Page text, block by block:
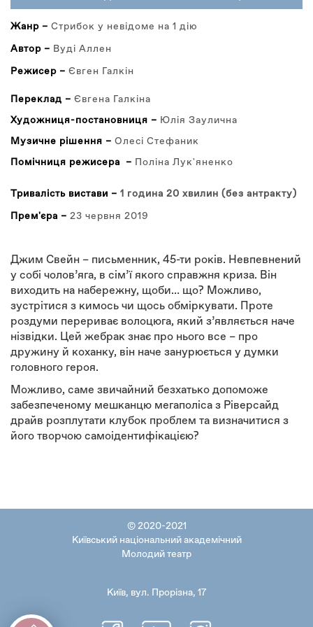
ВКЛАДКА)
Жанр – Стрибок у невідоме на 1 дію
Автор – Вуді Аллен
Режисер – Євген Галкін
Переклад – Євгена Галкіна
Художниця-постановниця – Юлія Заулична
Музичне рішення – Олесі Стефаник
Помічниця режисера – Поліна Лук'яненко
Тривалість вистави – 1 година 20 хвилин (без антракту)
Прем'єра – 23 червня 2019
Джим Свейн – письменник, 45-ти років. Невпевнений
у собі чолов’яга, в сім’ї якого справжня криза. Він
виходить на набережну, щоби… що? Можливо,
зустрітися з кимось чи щось обміркувати. Проте
роздуми перериває волоцюга, який з’являється наче
нізвідки. Цей жебрак знає про нього все – про
дружину й коханку, він наче занурюється у думки
головного героя.
Можливо, саме звичайний безхатько допоможе
забезпеченому мешканцю мегаполіса з Ріверсайд
драйв розплутати клубок проблем та визначитися з
його творчою самоідентифікацією?
© 2020-2021
Київський національний академічний
Молодий театр
Київ, вул. Прорізна, 17